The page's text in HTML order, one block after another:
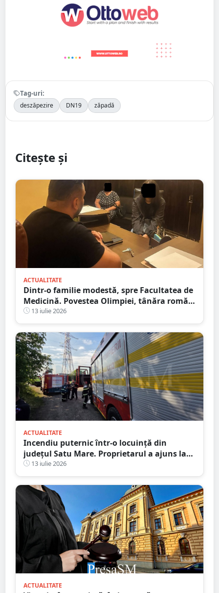
Tag-uri:
deszăpezire DN19 zăpadă
Citește și
ACTUALITATE
Dintr-o familie modestă, spre Facultatea de
Medicină. Povestea Olimpiei, tânăra romă
care refuză să lase sărăcia să-i decidă
viitorul
13 iulie 2026
ACTUALITATE
Incendiu puternic într-o locuință din
județul Satu Mare. Proprietarul a ajuns la
spital după ce a inhalat fum
13 iulie 2026
ACTUALITATE